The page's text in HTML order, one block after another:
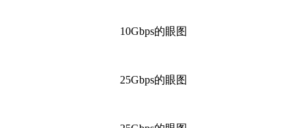
10Gbps的眼图
25Gbps的眼图